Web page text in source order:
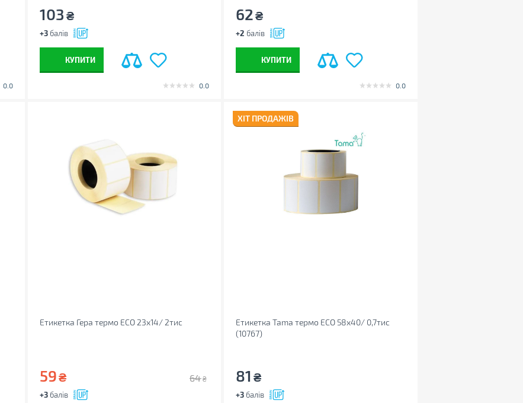
0.0
103 ₴
+3балів
КУПИТИ
0.0
62₴
+2 балів
КУПИТИ
0.0
Етикетка Гера термо ECO 23x14/ 2тис
59₴ 64 ₴
+3балів
ХІТ ПРОДАЖІВ
Етикетка Tama термо ECO 58x40/ 0,7тис
(10767)
81 ₴
+3 балів